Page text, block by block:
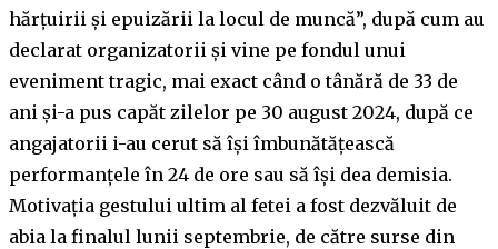
hărțuirii și epuizării la locul de muncă”, după cum au
declarat organizatorii și vine pe fondul unui
eveniment tragic, mai exact când o tânără de 33 de
ani și-a pus capăt zilelor pe 30 august 2024, după ce
angajatorii i-au cerut să își îmbunătățească
performanțele în 24 de ore sau să își dea demisia.
Motivația gestului ultim al fetei a fost dezvăluit de
abia la finalul lunii septembrie, de către surse din